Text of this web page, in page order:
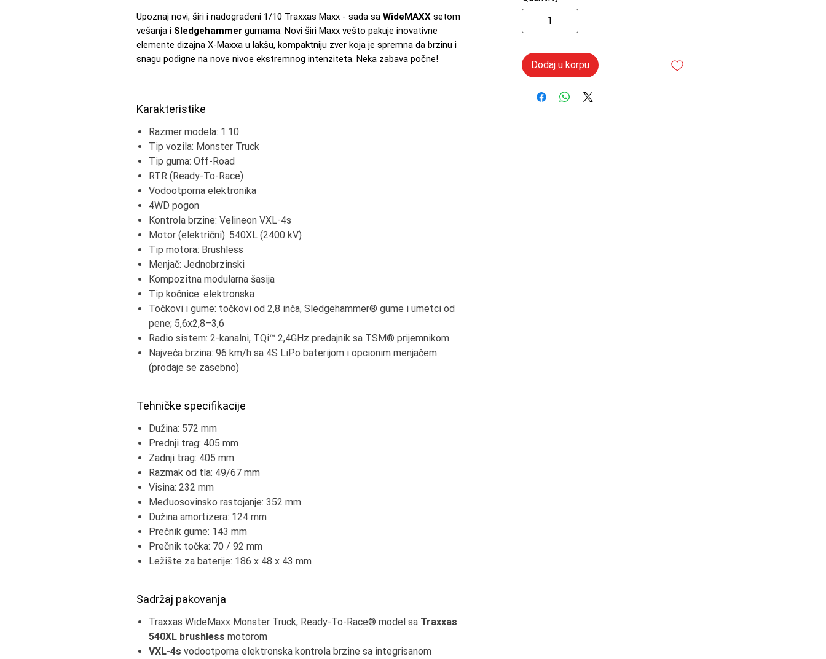
Upoznaj novi, širi i nadograđeni 1/10 Traxxas Maxx - sada sa WideMAXX setom
vešanja i Sledgehammer gumama. Novi širi Maxx vešto pakuje inovativne
elemente dizajna X-Maxxa u lakšu, kompaktniju zver koja je spremna da brzinu i
snagu podigne na nove nivoe ekstremnog intenziteta. Neka zabava počne!
Karakteristike
Razmer modela: 1:10
Tip vozila: Monster Truck
Tip guma: Off-Road
RTR (Ready-To-Race)
Vodootporna elektronika
4WD pogon
Kontrola brzine: Velineon VXL-4s
Motor (električni): 540XL (2400 kV)
Tip motora: Brushless
Menjač: Jednobrzinski
Kompozitna modularna šasija
Tip kočnice: elektronska
Točkovi i gume: točkovi od 2,8 inča, Sledgehammer® gume i umetci od
pene; 5,6x2,8–3,6
Radio sistem: 2-kanalni, TQi™ 2,4GHz predajnik sa TSM® prijemnikom
Najveća brzina: 96 km/h sa 4S LiPo baterijom i opcionim menjačem
(prodaje se zasebno)
Tehničke specifikacije
Dužina: 572 mm
Prednji trag: 405 mm
Zadnji trag: 405 mm
Razmak od tla: 49/67 mm
Visina: 232 mm
Međuosovinsko rastojanje: 352 mm
Dužina amortizera: 124 mm
Prečnik gume: 143 mm
Prečnik točka: 70 / 92 mm
Ležište za baterije: 186 x 48 x 43 mm
Sadržaj pakovanja
Traxxas WideMaxx Monster Truck, Ready-To-Race® model sa Traxxas
540XL brushless motorom
VXL-4s vodootporna elektronska kontrola brzine sa integrisanom
Dodaj u korpu